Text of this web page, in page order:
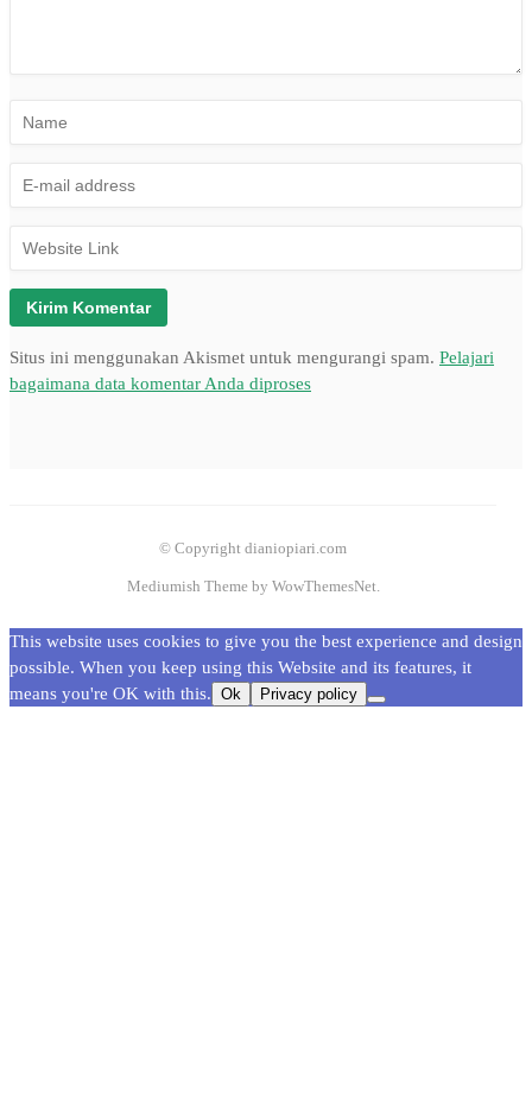
Situs ini menggunakan Akismet untuk mengurangi spam. Pelajari
bagaimana data komentar Anda diproses
© Copyright dianiopiari.com
Mediumish Theme by WowThemesNet.
This website uses cookies to give you the best experience and design
possible. When you keep using this Website and its features, it
means you're OK with this. Ok Privacy policy